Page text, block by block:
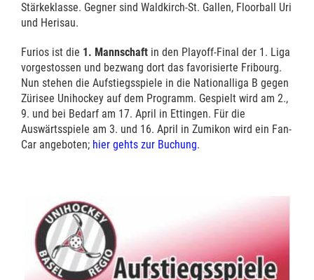
Stärkeklasse. Gegner sind Waldkirch-St. Gallen, Floorball Uri
und Herisau.
Furios ist die 1. Mannschaft in den Playoff-Final der 1. Liga
vorgestossen und bezwang dort das favorisierte Fribourg.
Nun stehen die Aufstiegsspiele in die Nationalliga B gegen
Zürisee Unihockey auf dem Programm. Gespielt wird am 2.,
9. und bei Bedarf am 17. April in Ettingen. Für die
Auswärtsspiele am 3. und 16. April in Zumikon wird ein Fan-
Car angeboten; hier gehts zur Buchung.